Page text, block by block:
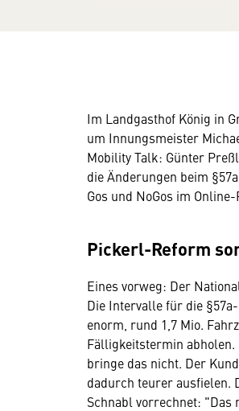
Im Landgasthof König in
um Innungsmeister
Mobility Talk: Günter
die Änderungen beim
Gos und NoGos im
Pickerl-Reform
Eines vorweg: Der
Die Intervalle für die
enorm, rund 1,7 Mio.
Fälligkeitstermin
bringe das nicht. Der
dadurch teurer ausfielen.
Schnabl vorrechnet: "Das